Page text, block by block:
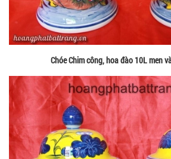
Chóe Chim công, hoa đào 10L men